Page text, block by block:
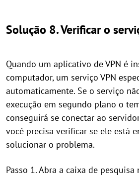
Solução 8. Verificar o
Quando um aplicativo de VPN é
computador, um serviço VPN
automaticamente. Se o serviço
execução em segundo plano o
conseguirá se conectar ao
você precisa verificar se ele está
solucionar o problema.
Passo 1. Abra a caixa de